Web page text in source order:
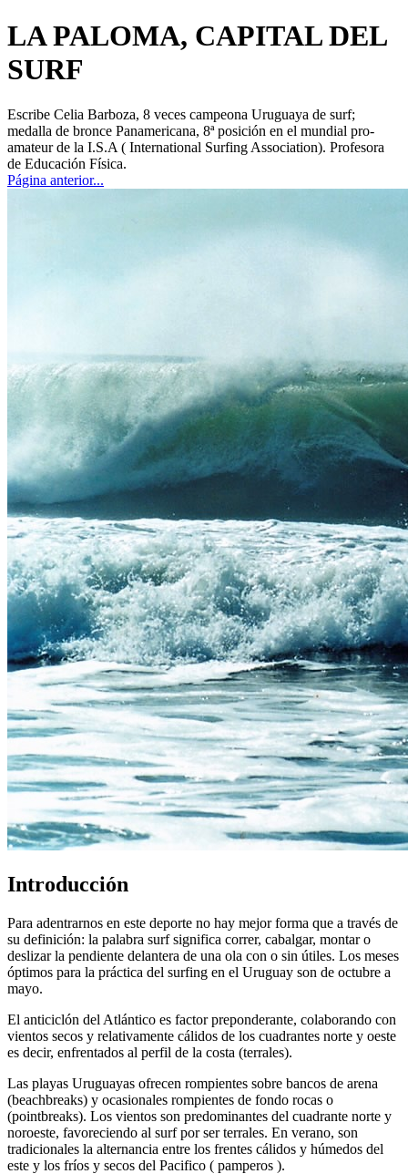
LA PALOMA, CAPITAL DEL
SURF
Escribe Celia Barboza, 8 veces campeona Uruguaya de surf;
medalla de bronce Panamericana, 8ª posición en el mundial pro-
amateur de la I.S.A ( International Surfing Association). Profesora
de Educación Física.
Página anterior...
Introducción
Para adentrarnos en este deporte no hay mejor forma que a través de
su definición: la palabra surf significa correr, cabalgar, montar o
deslizar la pendiente delantera de una ola con o sin útiles. Los meses
óptimos para la práctica del surfing en el Uruguay son de octubre a
mayo.
El anticiclón del Atlántico es factor preponderante, colaborando con
vientos secos y relativamente cálidos de los cuadrantes norte y oeste
es decir, enfrentados al perfil de la costa (terrales).
Las playas Uruguayas ofrecen rompientes sobre bancos de arena
(beachbreaks) y ocasionales rompientes de fondo rocas o
(pointbreaks). Los vientos son predominantes del cuadrante norte y
noroeste, favoreciendo al surf por ser terrales. En verano, son
tradicionales la alternancia entre los frentes cálidos y húmedos del
este y los fríos y secos del Pacifico ( pamperos ).